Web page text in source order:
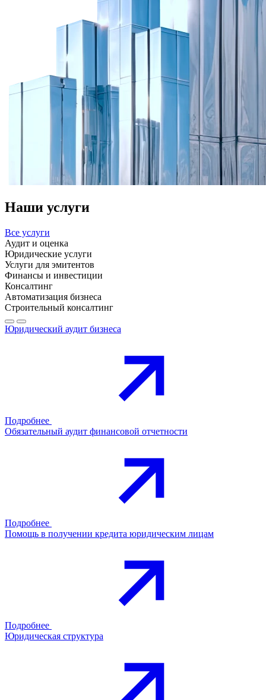
Наши услуги
Все услуги
Аудит и оценка
Юридические услуги
Услуги для эмитентов
Финансы и инвестиции
Консалтинг
Автоматизация бизнеса
Строительный консалтинг
Юридический аудит бизнеса
Подробнее
Обязательный аудит финансовой отчетности
Подробнее
Помощь в получении кредита юридическим лицам
Подробнее
Юридическая структура